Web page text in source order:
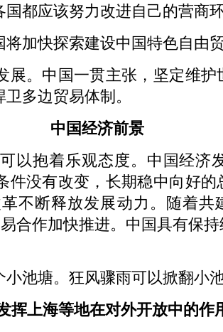
都应该努力改进自己的营商
加快探索建设中国特色自由贸
展。中国一贯主张，坚定维
多边贸易体制。
中国经济前景
以抱着乐观态度。中国经济
件没有改变，长期稳中向好
不断释放发展动力。随着共
合作加快推进。中国具有保
池塘。狂风骤雨可以掀翻小
挥上海等地在对外开放中的作